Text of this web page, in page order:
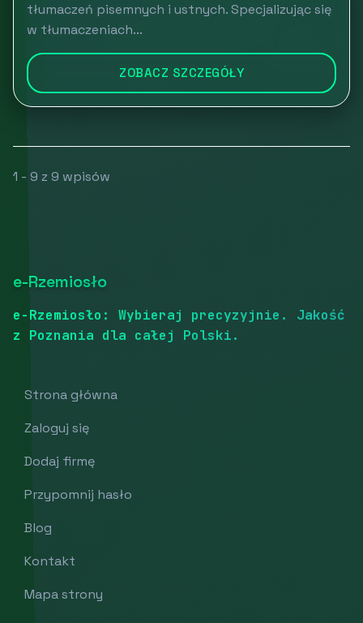
tłumaczeń pisemnych i ustnych. Specjalizując się
w tłumaczeniach...
ZOBACZ SZCZEGÓŁY
1 - 9 z 9 wpisów
e-Rzemiosło
e-Rzemiosło: Wybieraj precyzyjnie. Jakość
z Poznania dla całej Polski.
Strona główna
Zaloguj się
Dodaj firmę
Przypomnij hasło
Blog
Kontakt
Mapa strony